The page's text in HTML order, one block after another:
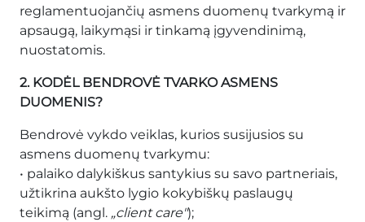
reglamentuojančių asmens duomenų tvarkymą ir
apsaugą, laikymąsi ir tinkamą įgyvendinimą,
nuostatomis.
2. KODĖL BENDROVĖ TVARKO ASMENS
DUOMENIS?
Bendrovė vykdo veiklas, kurios susijusios su
asmens duomenų tvarkymu:
• palaiko dalykiškus santykius su savo partneriais,
užtikrina aukšto lygio kokybiškų paslaugų
teikimą (angl. „client care");